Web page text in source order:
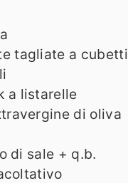
tagliate a cubetti
a listarelle
di oliva
di sale + q.b.